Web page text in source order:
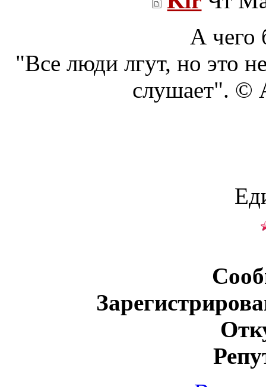
А чего
"Все люди лгут, но это
слушает". ©